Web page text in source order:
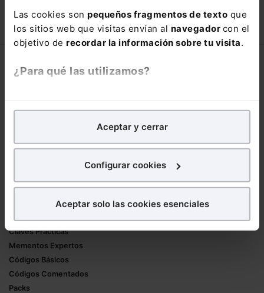
Las cookies son pequeños fragmentos de texto que
los sitios web que visitas envían al navegador con el
objetivo de recordar la información sobre tu visita.
¿Para qué las utilizamos?
analíticospara tratar demejorar tu experienciaen
nuestra página web. También con fines publicitarios,
para poder mostrarte publicidad y contenidos de tu
¿Qué puedes hacer?
experiencia en la web sea óptima
Puedesaceptar solo las esenciales
todas las cookies excepto aquellas imprescindibles.
También puedes
seleccionar solo aquellas que quieras permitir en tu
Aceptar y cerrar
Configurar cookies
Aceptar solo las cookies esenciales
110,00€ 66,00€
COMPRAR
Corporativo
Mementos
Formularios Jurídicos
Claves Prácticas
Mementos Expertos
Códigos Básicos
Códigos Comentados
Packs